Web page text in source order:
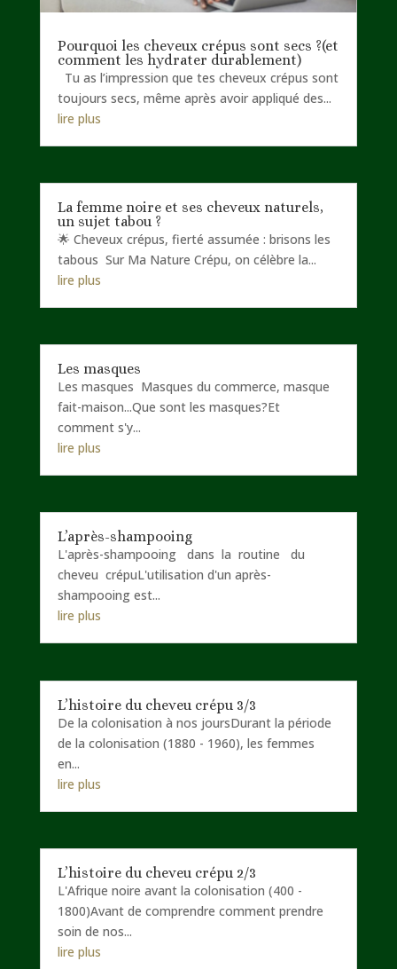
Pourquoi les cheveux crépus sont secs ?(et
comment les hydrater durablement)
Tu as l’impression que tes cheveux crépus sont
toujours secs, même après avoir appliqué des...
lire plus
La femme noire et ses cheveux naturels,
un sujet tabou ?
🌟 Cheveux crépus, fierté assumée : brisons les
tabous Sur Ma Nature Crépu, on célèbre la...
lire plus
Les masques
Les masques Masques du commerce, masque
fait-maison...Que sont les masques?Et
comment s'y...
lire plus
L’après-shampooing
L'après-shampooing dans la routine du
cheveu crépuL'utilisation d'un après-
shampooing est...
lire plus
L’histoire du cheveu crépu 3/3
De la colonisation à nos joursDurant la période
de la colonisation (1880 - 1960), les femmes
en...
lire plus
L’histoire du cheveu crépu 2/3
L'Afrique noire avant la colonisation (400 -
1800)Avant de comprendre comment prendre
soin de nos...
lire plus